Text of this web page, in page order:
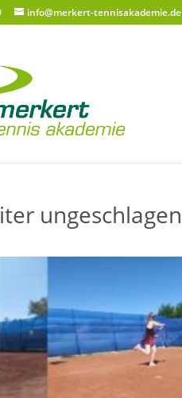
info@merkert-tennisakademie.de
ungeschlagen